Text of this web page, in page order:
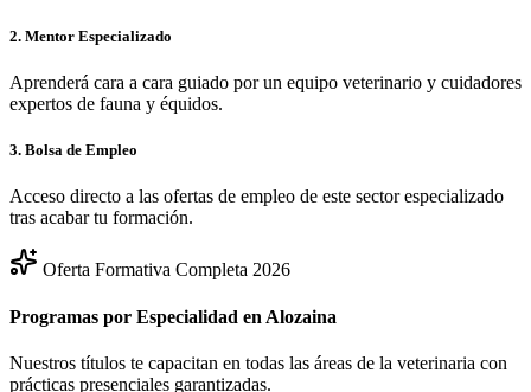
2. Mentor Especializado
Aprenderá cara a cara guiado por un equipo veterinario y cuidadores
expertos de fauna y équidos.
3. Bolsa de Empleo
Acceso directo a las ofertas de empleo de este sector especializado
tras acabar tu formación.
Oferta Formativa Completa 2026
Programas por Especialidad en Alozaina
Nuestros títulos te capacitan en todas las áreas de la veterinaria con
prácticas presenciales garantizadas.